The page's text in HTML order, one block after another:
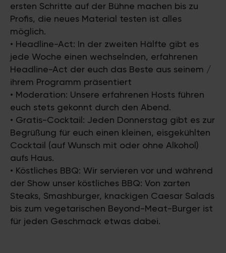
ersten Schritte auf der Bühne machen bis zu
Profis, die neues Material testen ist alles
möglich.
• Headline-Act: In der zweiten Hälfte gibt es
jede Woche einen wechselnden, erfahrenen
Headline-Act der euch das Beste aus seinem /
ihrem Programm präsentiert
• Moderation: Unsere erfahrenen Hosts führen
euch stets gekonnt durch den Abend.
• Gratis-Cocktail: Jeden Donnerstag gibt es zur
Begrüßung für euch einen kleinen, eisgekühlten
Cocktail (auf Wunsch mit oder ohne Alkohol)
aufs Haus.
• Köstliches BBQ: Wir servieren vor und während
der Show unser köstliches BBQ: Von zarten
Steaks, Smashburger, knackigen Caesar Salads
bis zum vegetarischen Beyond-Meat-Burger ist
für jeden Geschmack etwas dabei.